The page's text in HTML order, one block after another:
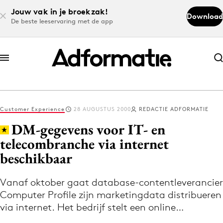
Jouw vak in je broekzak!
De beste leeservaring met de app
Download
Abonneer nu
Abonneer nu
Log in
Volg het laatste nieuws via de Adformatie
Nieuws app
Customer Experience 28 AUGUSTUS 2000 REDACTIE ADFORMATIE
DM-gegevens voor IT- en
telecombranche via internet
beschikbaar
Vanaf oktober gaat database-contentleverancier
Computer Profile zijn marketingdata distribueren
via internet. Het bedrijf stelt een online…